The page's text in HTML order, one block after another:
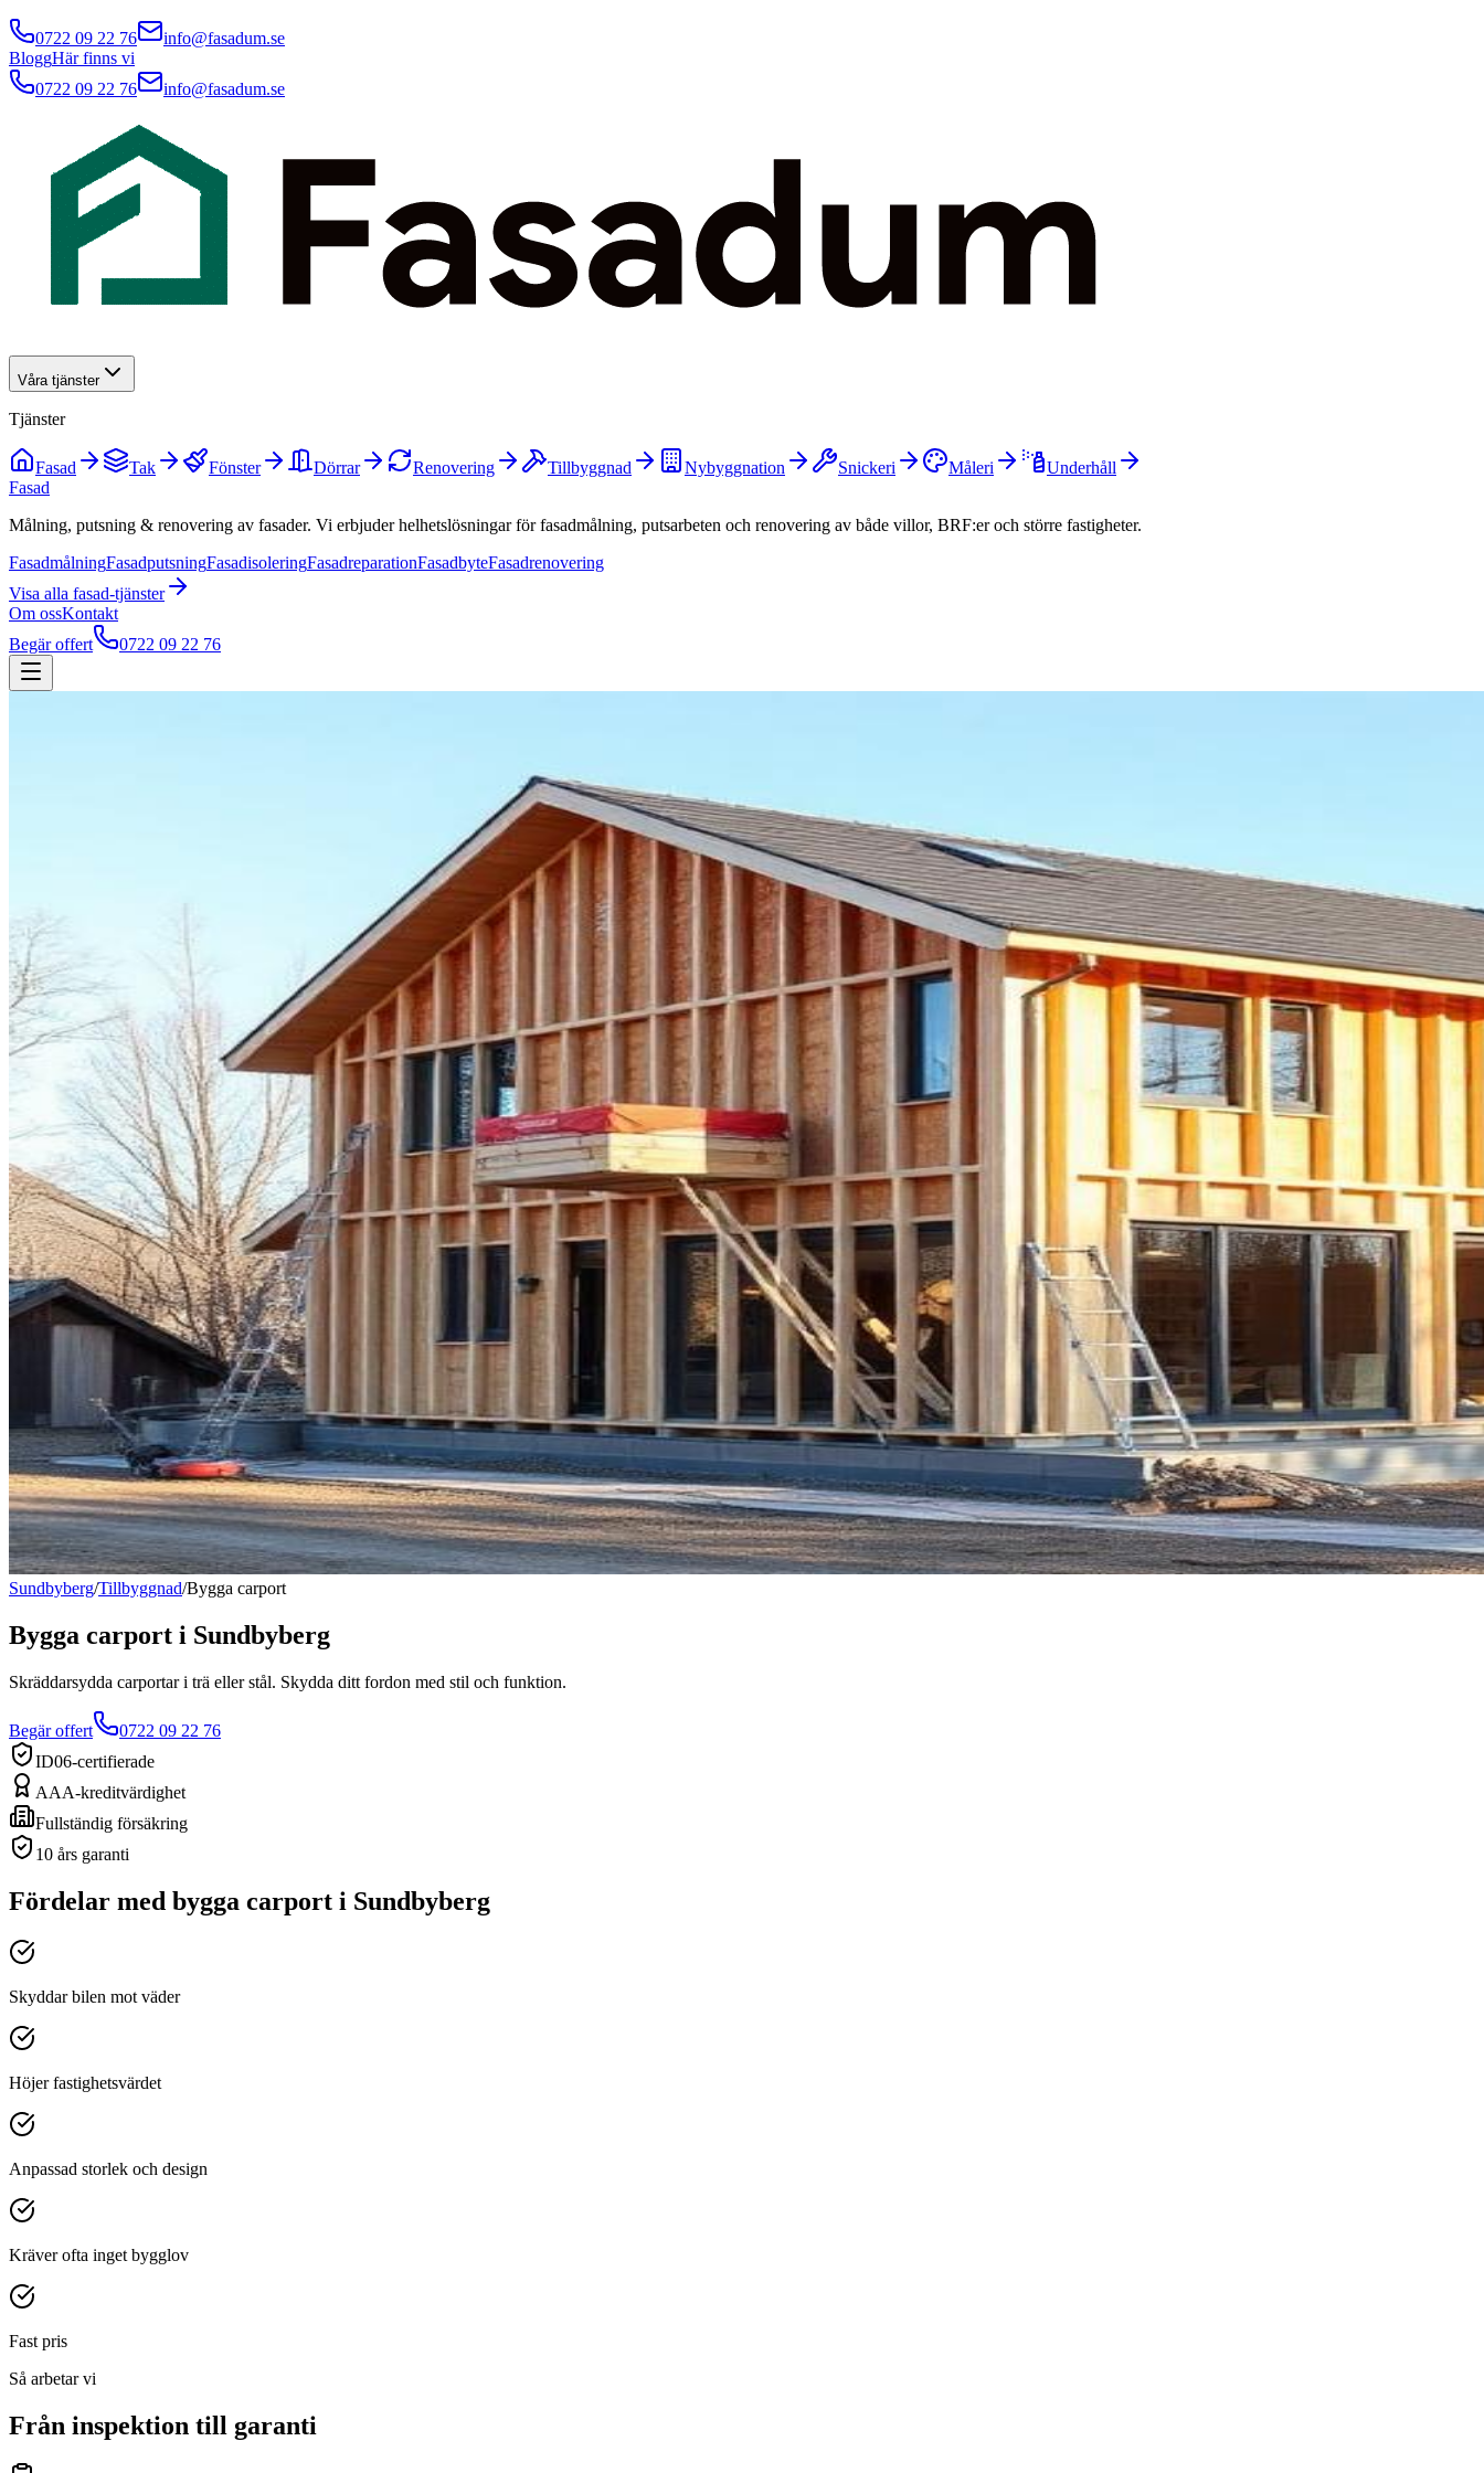
0722 09 22 76
info@fasadum.se
BloggHär finns vi
0722 09 22 76
info@fasadum.se
Våra tjänster
Tjänster
Fasad Tak Fönster Dörrar Renovering Tillbyggnad Nybyggnation Snickeri Måleri
Underhåll
Fasad
Målning, putsning & renovering av fasader. Vi erbjuder helhetslösningar för fasadmålning, putsarbeten och renovering av både villor, BRF:er och större fastigheter.
FasadmålningFasadputsningFasadisoleringFasadreparationFasadbyteFasadrenovering
Visa alla fasad-tjänster
Om ossKontakt
Begär offert
0722 09 22 76
Sundbyberg/Tillbyggnad/Bygga carport
Bygga carport i Sundbyberg
Skräddarsydda carportar i trä eller stål. Skydda ditt fordon med stil och funktion.
Begär offert
0722 09 22 76
ID06-certifierade
AAA-kreditvärdighet
Fullständig försäkring
10 års garanti
Fördelar med bygga carport i Sundbyberg
Skyddar bilen mot väder
Höjer fastighetsvärdet
Anpassad storlek och design
Kräver ofta inget bygglov
Fast pris
Så arbetar vi
Från inspektion till garanti